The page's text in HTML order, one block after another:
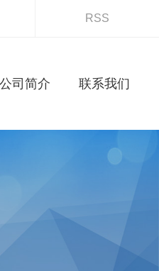
RSS
公司简介 联系我们